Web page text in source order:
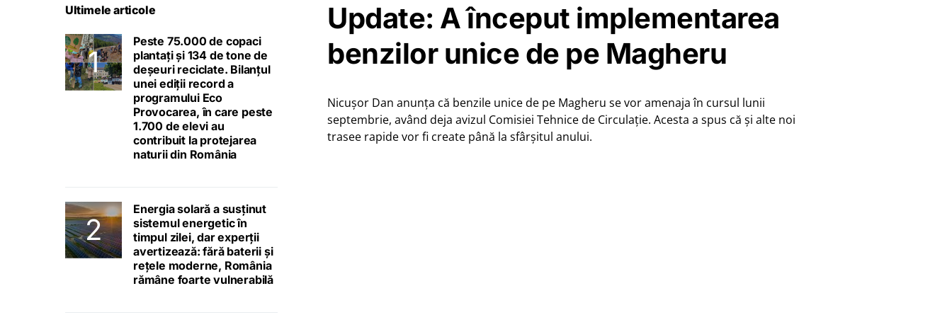
Update: A început implementarea
benzilor unice de pe Magheru
Nicușor Dan anunța că benzile unice de pe Magheru se vor amenaja în cursul lunii
septembrie, având deja avizul Comisiei Tehnice de Circulație. Acesta a spus că și alte noi
trasee rapide vor fi create până la sfârșitul anului.
Ultimele articole
Peste 75.000 de copaci
plantați și 134 de tone de
deșeuri reciclate. Bilanțul
unei ediții record a
programului Eco
Provocarea, în care peste
1.700 de elevi au
contribuit la protejarea
naturii din România
Energia solară a susținut
sistemul energetic în
timpul zilei, dar experții
avertizează: fără baterii și
rețele moderne, România
rămâne foarte vulnerabilă